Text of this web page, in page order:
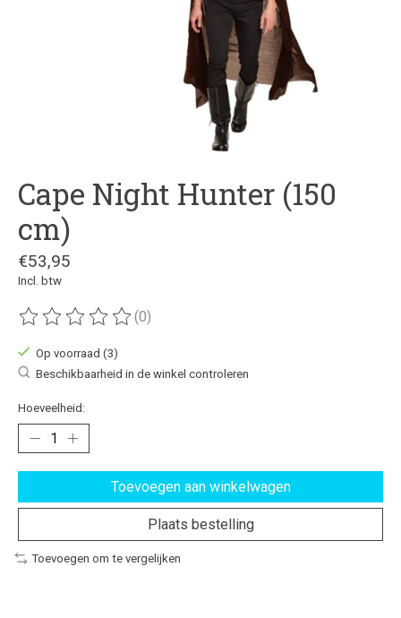
Cape Night Hunter (150
cm)
€53,95
Incl. btw
De beoordeling van dit product is
(0)
Op voorraad (3)
Beschikbaarheid in de winkel controleren
Hoeveelheid:
Toevoegen aan winkelwagen
Plaats bestelling
Toevoegen om te vergelijken